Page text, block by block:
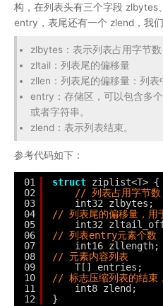
构，在列表头有三个字段 zlbytes
entry，表尾还有一个 zlend，我
zlbytes：表示列表占用字节数
zltail：列表尾的偏移量
zllen：列表尾的偏移量：列
entry：存储区，可以包含多
或者字符串。
zlend：表示列表结束。
参考代码如下：
01
02
03
04
05
06
07
08
09
10
11
12
struct ziplist<T> {
// 列表占用字节数
int32 zlbytes;
// 列表尾的偏移量，用
int32
// 列表entry元素个数
int16 zllength;
// 元素内容列表
T[] entries;
// 标志压缩列表的结束
int8 zlend;
}